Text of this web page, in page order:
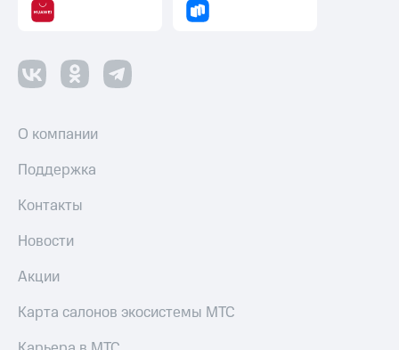
О компании
Поддержка
Контакты
Новости
Акции
Карта салонов экосистемы МТС